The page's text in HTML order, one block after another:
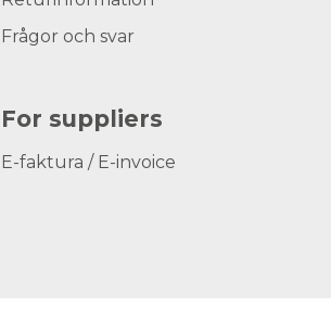
Frågor och svar
For suppliers
E-faktura / E-invoice